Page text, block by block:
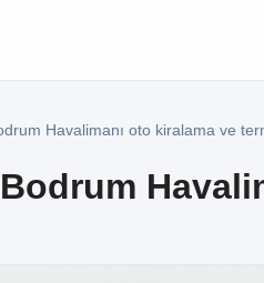
Havalimanı oto kiralama ve